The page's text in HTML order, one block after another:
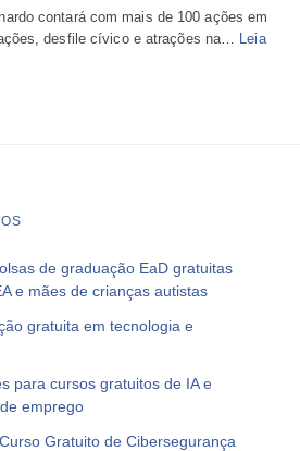
contará com mais de 100 ações em
desfile cívico e atrações na…
Leia
de graduação EaD gratuitas
e mães de crianças autistas
gratuita em tecnologia e
para cursos gratuitos de IA e
emprego
Gratuito de Cibersegurança